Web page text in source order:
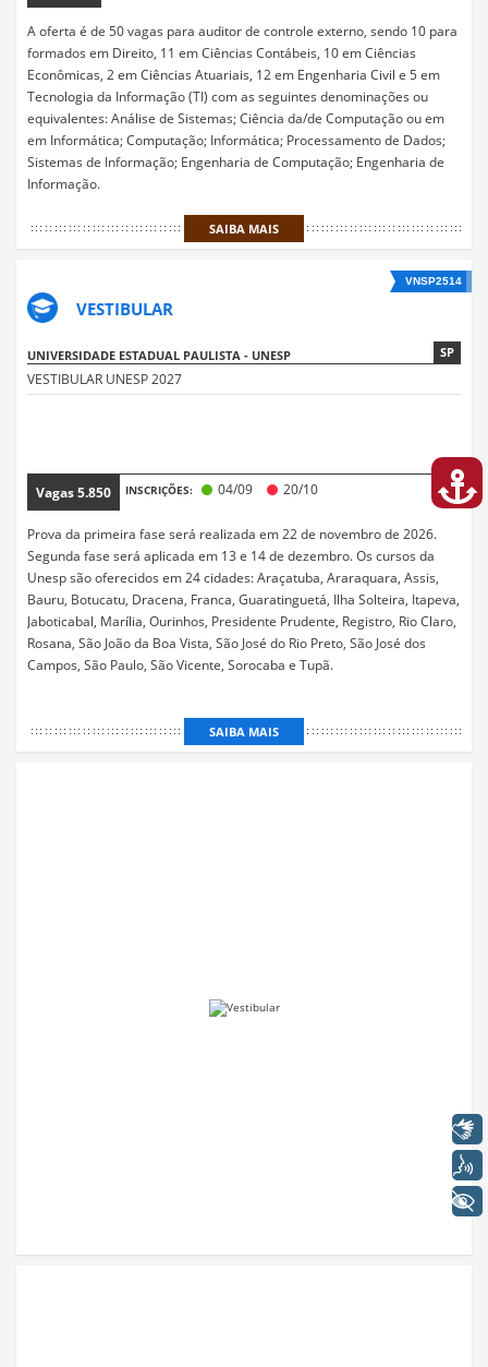
A oferta é de 50 vagas para auditor de controle externo, sendo 10 para
formados em Direito, 11 em Ciências Contábeis, 10 em Ciências
Econômicas, 2 em Ciências Atuariais, 12 em Engenharia Civil e 5 em
Tecnologia da Informação (TI) com as seguintes denominações ou
equivalentes: Análise de Sistemas; Ciência da/de Computação ou em
em Informática; Computação; Informática; Processamento de Dados;
Sistemas de Informação; Engenharia de Computação; Engenharia de
Informação.
SAIBA MAIS
VNSP2514
VESTIBULAR
UNIVERSIDADE ESTADUAL PAULISTA - UNESP SP
VESTIBULAR UNESP 2027
Vagas5.850 INSCRIÇÕES: 04/09 20/10
Prova da primeira fase será realizada em 22 de novembro de 2026.
Segunda fase será aplicada em 13 e 14 de dezembro. Os cursos da
Unesp são oferecidos em 24 cidades: Araçatuba, Araraquara, Assis,
Bauru, Botucatu, Dracena, Franca, Guaratinguetá, Ilha Solteira, Itapeva,
Jaboticabal, Marília, Ourinhos, Presidente Prudente, Registro, Rio Claro,
Rosana, São João da Boa Vista, São José do Rio Preto, São José dos
Campos, São Paulo, São Vicente, Sorocaba e Tupã.
SAIBA MAIS